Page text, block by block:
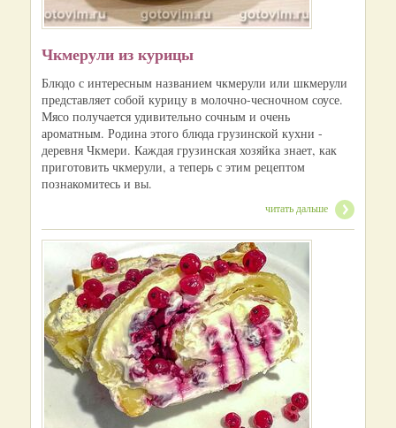
Чкмерули из курицы
Блюдо с интересным названием чкмерули или шкмерули
представляет собой курицу в молочно-чесночном соусе.
Мясо получается удивительно сочным и очень
ароматным. Родина этого блюда грузинской кухни -
деревня Чкмери. Каждая грузинская хозяйка знает, как
приготовить чкмерули, а теперь с этим рецептом
познакомитесь и вы.
читать дальше